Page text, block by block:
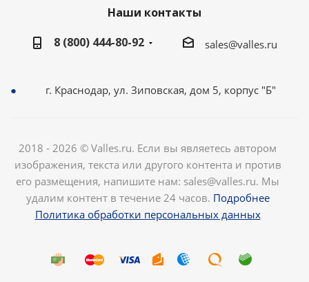
Наши контакты
8 (800) 444-80-92
sales@valles.ru
г. Краснодар, ул. Зиповская, дом 5, корпус "Б"
2018 - 2026 © Valles.ru. Если вы являетесь автором
изображения, текста или другого контента и против
его размещения, напишите нам: sales@valles.ru. Мы
удалим контент в течение 24 часов. Подробнее
Политика обработки персональных данных